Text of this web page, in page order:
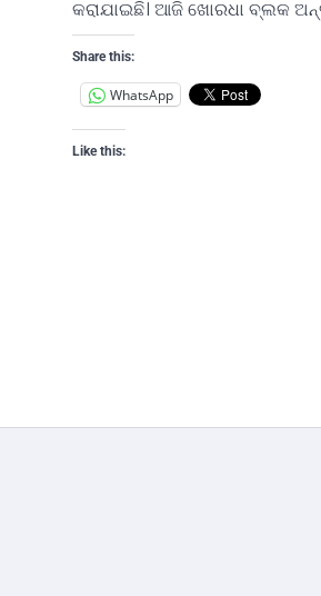
କରାଯାଇଛି। ଆଜି ଖୋରଧା ବ୍ଲକ
Share this:
WhatsApp
Like this: